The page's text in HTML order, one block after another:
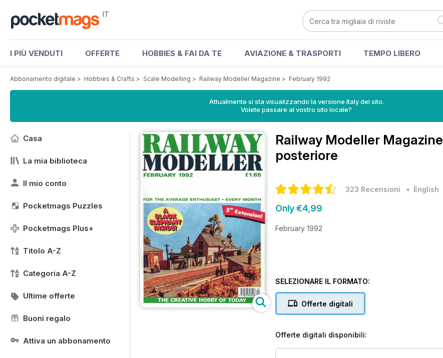
IT
I PIÙ VENDUTI OFFERTE HOBBIES & FAI DA TE AVIAZIONE & TRASPORTI TEMPO LIBERO
Abbonamento digitale > Hobbies & Crafts > Scale Modelling > Railway Modeller Magazine > February 1992
Attualmente si sta visualizzando la versione Italy del sito.
Volete passare al vostro sito locale?
Casa
La mia biblioteca
Il mio conto
Pocketmags Puzzles
Pocketmags Plus+
Titolo A-Z
Categoria A-Z
Ultime offerte
Buoni regalo
Attiva un abbonamento
Railway Modeller Magazine
posteriore
323 Recensioni • English
Only €4,99
February 1992
SELEZIONARE IL FORMATO:
Offerte digitali
Offerte digitali disponibili: